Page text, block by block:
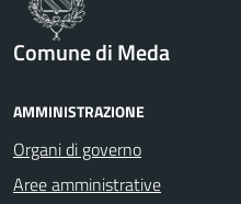
Comune di Meda
AMMINISTRAZIONE
Organi di governo
Aree amministrative